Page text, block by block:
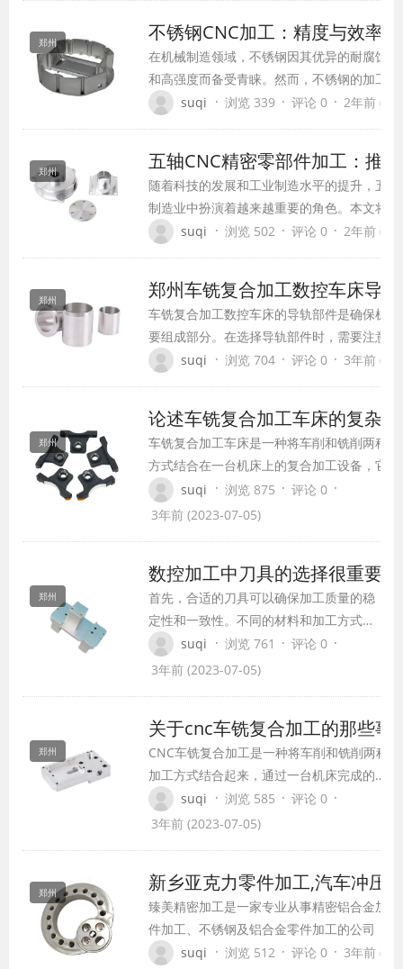
郑州 不锈钢CNC加工：精度与效率
在机械制造领域，不锈钢因其优异的耐腐蚀
和高强度而备受青睐。然而，不锈钢的加工
统的加工方法往往效率低下且难以保证精度
suqi · 浏览 339 · 评论 0 · 2年前
郑州 五轴CNC精密零部件加工：推
随着科技的发展和工业制造水平的提升，五
制造业中扮演着越来越重要的角色。本文将
的定义、技术优势以及在各个行业中的应用
suqi · 浏览 502 · 评论 0 · 2年前
郑州 郑州车铣复合加工数控车床导
车铣复合加工数控车床的导轨部件是确保机
要组成部分。在选择导轨部件时，需要注意
suqi · 浏览 704 · 评论 0 · 3年前
郑州
论述车铣复合加工车床的复杂
车铣复合加工车床是一种将车削和铣削两种
方式结合在一台机床上的复合加工设备，它
相对复杂的机构。
suqi · 浏览 875 · 评论 0 ·
3年前 (2023-07-05)
郑州
数控加工中刀具的选择很重要
首先，合适的刀具可以确保加工质量的稳
定性和一致性。不同的材料和加工方式需
要使用不同类型的刀具。例如，对于硬度
较高的材料，需要选择耐磨损、高硬度的
具磨损，提高加工精度和表面质量。
suqi · 浏览 761 · 评论 0 ·
3年前 (2023-07-05)
郑州
关于cnc车铣复合加工的那些事
CNC车铣复合加工是一种将车削和铣削两种
加工方式结合起来，通过一台机床完成的一
种加工方法。下面是关于CNC车铣复合加工
的一些事项：
suqi · 浏览 585 · 评论 0 ·
3年前 (2023-07-05)
郑州 新乡亚克力零件加工,汽车冲压
臻美精密加工是一家专业从事精密铝合金加
件加工、不锈钢及铝合金零件加工的公司，
大量高精度铝合金零件加工、轴类零件加工
suqi · 浏览 512 · 评论 0 · 3年前